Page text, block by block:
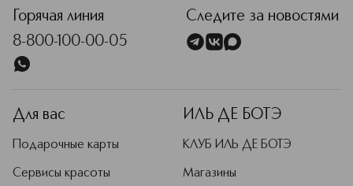
Горячая линия
8-800-100-00-05
Следите за новостями
Для вас
Подарочные карты
Сервисы красоты
ИЛЬ ДЕ БОТЭ
КЛУБ ИЛЬ ДЕ БОТЭ
Магазины